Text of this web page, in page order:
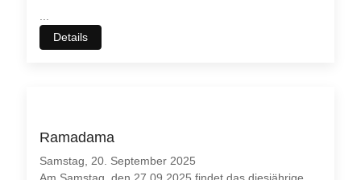
...
Details
Ramadama
Samstag, 20. September 2025